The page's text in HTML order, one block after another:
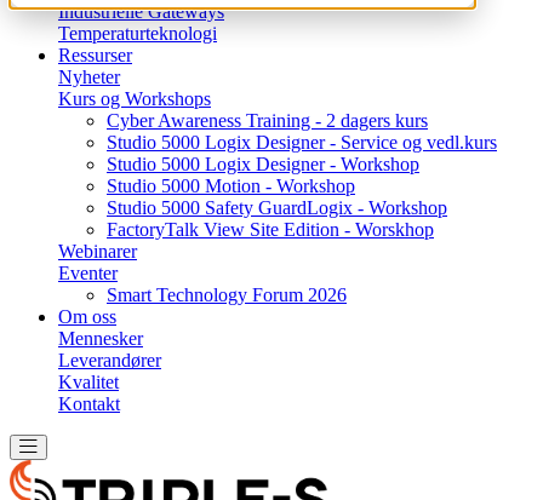
Industrielle Gateways
Temperaturteknologi
Ressurser
Nyheter
Kurs og Workshops
Cyber Awareness Training - 2 dagers kurs
Studio 5000 Logix Designer - Service og vedl.kurs
Studio 5000 Logix Designer - Workshop
Studio 5000 Motion - Workshop
Studio 5000 Safety GuardLogix - Workshop
FactoryTalk View Site Edition - Worskhop
Webinarer
Eventer
Smart Technology Forum 2026
Om oss
Mennesker
Leverandører
Kvalitet
Kontakt
Toggle navigation